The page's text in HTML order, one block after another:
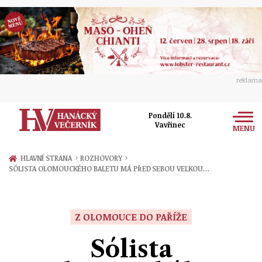
reklama
Pondělí 10.8.
Vavřinec
MENU
Zprávy
HLAVNÍ STRANA › ROZHOVORY ›
SÓLISTA OLOMOUCKÉHO BALETU MÁ PŘED SEBOU VELKOU…
Z OLOMOUCE DO PAŘÍŽE
Sólista